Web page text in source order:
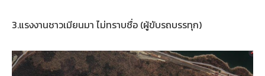
3.แรงงานชาวเมียนมา ไม่ทราบชื่อ (ผู้ขับรถบรรทุก)